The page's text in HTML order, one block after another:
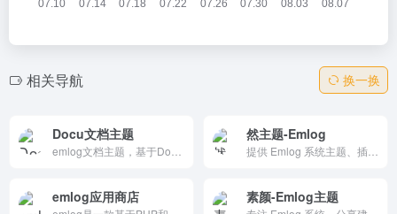
相关导航 换一换
Docu文档主题 然主题-Emlog
emlog应用商店 素颜-Emlog主题